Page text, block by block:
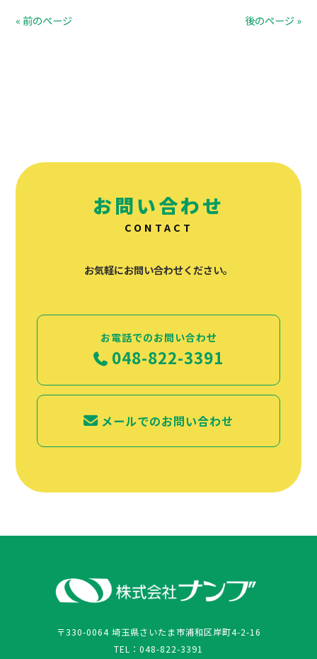
« 前のページ 後のページ »
お問い合わせ
CONTACT
お気軽にお問い合わせください。
お電話でのお問い合わせ
048-822-3391
メールでのお問い合わせ
〒330-0064 埼玉県さいたま市浦和区岸町4-2-16
TEL：048-822-3391